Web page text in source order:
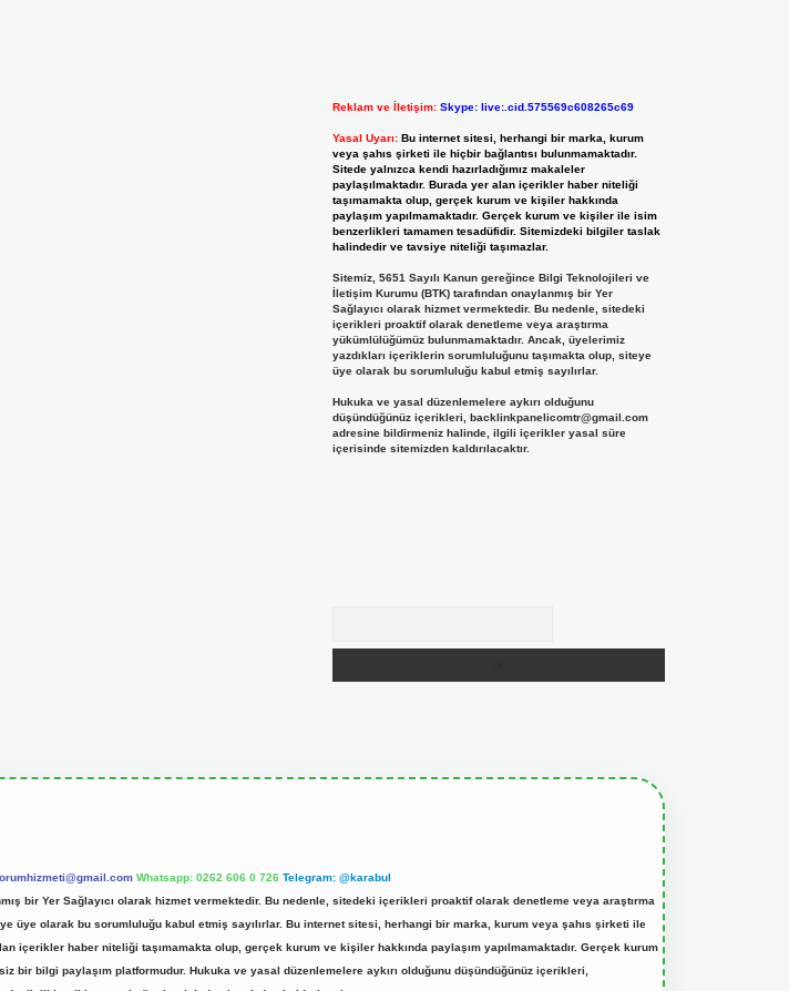
Reklam ve İletişim: Skype: live:.cid.575569c608265c69
Yasal Uyarı: Bu internet sitesi, herhangi bir marka, kurum
veya şahıs şirketi ile hiçbir bağlantısı bulunmamaktadır.
Sitede yalnızca kendi hazırladığımız makaleler
paylaşılmaktadır. Burada yer alan içerikler haber niteliği
taşımamakta olup, gerçek kurum ve kişiler hakkında
paylaşım yapılmamaktadır. Gerçek kurum ve kişiler ile isim
benzerlikleri tamamen tesadüfidir. Sitemizdeki bilgiler taslak
halindedir ve tavsiye niteliği taşımazlar.
Sitemiz, 5651 Sayılı Kanun gereğince Bilgi Teknolojileri ve
İletişim Kurumu (BTK) tarafından onaylanmış bir Yer
Sağlayıcı olarak hizmet vermektedir. Bu nedenle, sitedeki
içerikleri proaktif olarak denetleme veya araştırma
yükümlülüğümüz bulunmamaktadır. Ancak, üyelerimiz
yazdıkları içeriklerin sorumluluğunu taşımakta olup, siteye
üye olarak bu sorumluluğu kabul etmiş sayılırlar.
Hukuka ve yasal düzenlemelere aykırı olduğunu
düşündüğünüz içerikleri, backlinkpanelicomtr@gmail.com
adresine bildirmeniz halinde, ilgili içerikler yasal süre
içerisinde sitemizden kaldırılacaktır.
Whatsapp: 0262 606 0 726 Telegram: @karabul
bir Yer Sağlayıcı olarak hizmet vermektedir. Bu nedenle, sitedeki içerikleri proaktif olarak denetleme veya araştırma
üye olarak bu sorumluluğu kabul etmiş sayılırlar. Bu internet sitesi, herhangi bir marka, kurum veya şahıs şirketi ile
içerikler haber niteliği taşımamakta olup, gerçek kurum ve kişiler hakkında paylaşım yapılmamaktadır. Gerçek kurum
bilgi paylaşım platformudur. Hukuka ve yasal düzenlemelere aykırı olduğunu düşündüğünüz içerikleri,